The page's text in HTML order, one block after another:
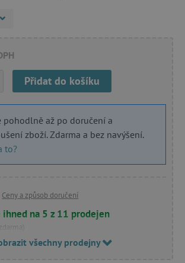
Přidat do košíku
pohodlně až po doručení a
zboží. Zdarma a bez navýšení.
to?
Ceny a způsob doručení
ihned na 5 z 11 prodejen
všechny prodejny